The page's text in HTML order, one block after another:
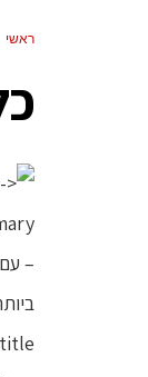
ראשי